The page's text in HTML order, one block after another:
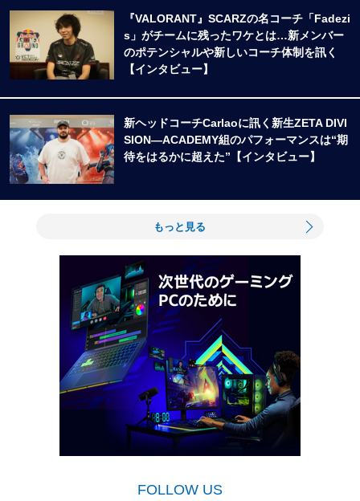
『VALORANT』SCARZの名コーチ「Fadezi
s」がチームに残ったワケとは…新メンバー
のポテンシャルや新しいコーチ体制を訊く
【インタビュー】
新ヘッドコーチCarlaoに訊く新生ZETA DIVI
SION―ACADEMY組のパフォーマンスは“期
待をはるかに超えた”【インタビュー】
もっと見る
FOLLOW US